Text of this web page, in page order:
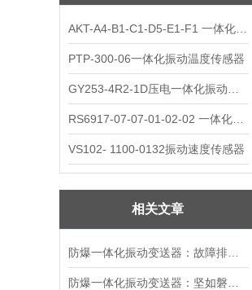
PTP-300-06一体化振动温度传感器
VS102- 1100-0132振动速度传感器
相关文章